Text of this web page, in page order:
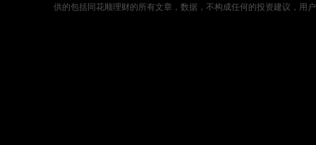
供的包括同花顺理财的所有文章，数据，不构成任何的投资建议，用